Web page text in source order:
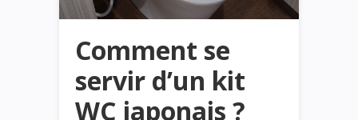
Comment se
servir d’un kit
WC japonais ?